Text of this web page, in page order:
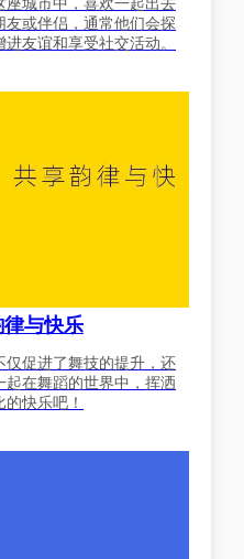
座城市中，喜欢一起出去
或伴侣，通常他们会探
友谊和享受社交活动。
与快乐
仅促进了舞技的提升，还
在舞蹈的世界中，挥洒
快乐吧！